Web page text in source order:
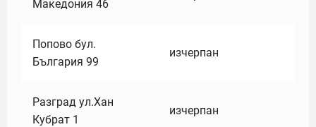
Македония 46
Попово бул.
България 99
изчерпан
Разград ул.Хан
Кубрат 1
изчерпан